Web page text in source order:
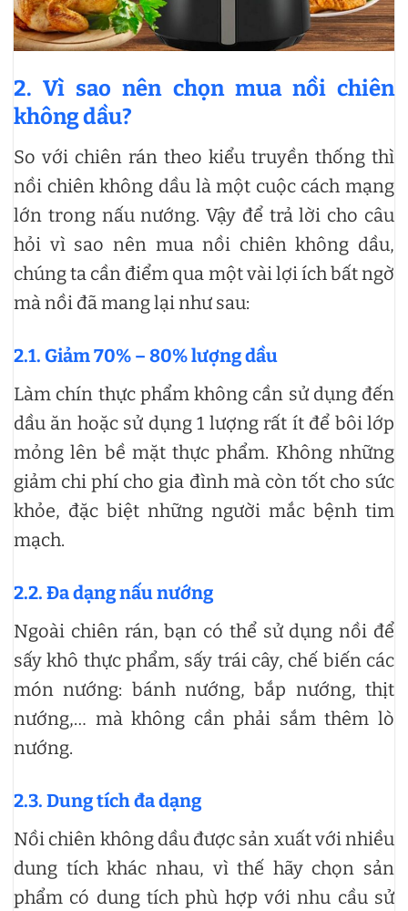
2. Vì sao nên chọn mua nồi chiên
không dầu?
So với chiên rán theo kiểu truyền thống thì
nồi chiên không dầu là một cuộc cách mạng
lớn trong nấu nướng. Vậy để trả lời cho câu
hỏi vì sao nên mua nồi chiên không dầu,
chúng ta cần điểm qua một vài lợi ích bất ngờ
mà nồi đã mang lại như sau:
2.1. Giảm 70% – 80% lượng dầu
Làm chín thực phẩm không cần sử dụng đến
dầu ăn hoặc sử dụng 1 lượng rất ít để bôi lớp
mỏng lên bề mặt thực phẩm. Không những
giảm chi phí cho gia đình mà còn tốt cho sức
khỏe, đặc biệt những người mắc bệnh tim
mạch.
2.2. Đa dạng nấu nướng
Ngoài chiên rán, bạn có thể sử dụng nồi để
sấy khô thực phẩm, sấy trái cây, chế biến các
món nướng: bánh nướng, bắp nướng, thịt
nướng,… mà không cần phải sắm thêm lò
nướng.
2.3. Dung tích đa dạng
Nồi chiên không dầu được sản xuất với nhiều
dung tích khác nhau, vì thế hãy chọn sản
phẩm có dung tích phù hợp với nhu cầu sử